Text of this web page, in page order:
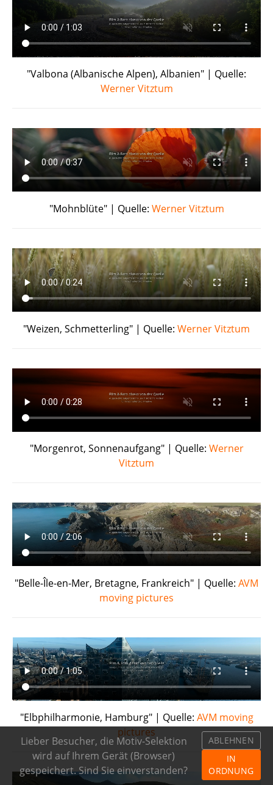
"Valbona (Albanische Alpen), Albanien" | Quelle:
Werner Vitztum
"Mohnblüte" | Quelle: Werner Vitztum
"Weizen, Schmetterling" | Quelle: Werner Vitztum
"Morgenrot, Sonnenaufgang" | Quelle: Werner
Vitztum
"Belle-Île-en-Mer, Bretagne, Frankreich" | Quelle: AVM
moving pictures
"Elbphilharmonie, Hamburg" | Quelle: AVM moving
pictures
Lieber Besucher, die Motiv-Selektion
wird auf Ihrem Gerät (Browser)
gespeichert. Sind Sie einverstanden?
ABLEHNEN
IN
ORDNUNG